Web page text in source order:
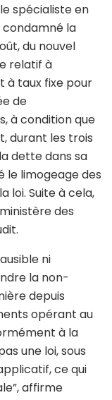
spécialiste en
condamné la
du nouvel
relatif à
à taux fixe pour
de
à condition que
durant les trois
dette dans sa
le limogeage des
loi. Suite à cela,
des
ni
la non-
depuis
opérant au
à la
une loi, sous
ce qui
affirme